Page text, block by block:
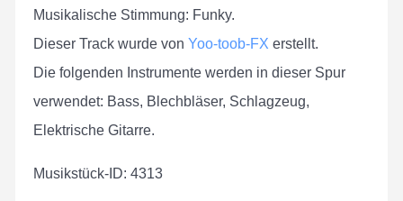
Musikalische Stimmung: Funky.
Dieser Track wurde von Yoo-toob-FX erstellt.
Die folgenden Instrumente werden in dieser Spur
verwendet: Bass, Blechbläser, Schlagzeug,
Elektrische Gitarre.
Musikstück-ID: 4313